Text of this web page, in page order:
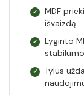
✓
MDF
išvaizdą.
✓
Lyginto
✓
Tylus